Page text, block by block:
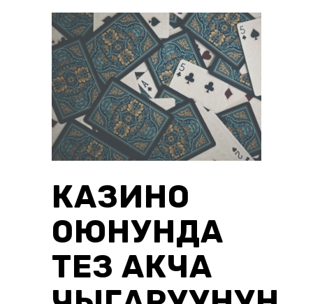
КАЗИНО
ОЮНУНДА
ТЕЗ АКЧА